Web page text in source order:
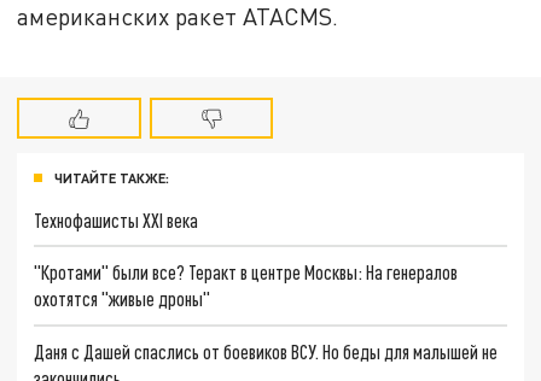
американских ракет ATACMS.
ЧИТАЙТЕ ТАКЖЕ:
Технофашисты XXI века
"Кротами" были все? Теракт в центре Москвы: На генералов
охотятся "живые дроны"
Даня с Дашей спаслись от боевиков ВСУ. Но беды для малышей не